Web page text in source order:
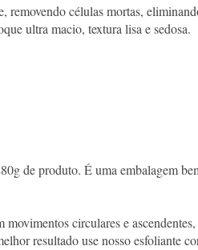
removendo células mortas,
ultra macio, textura lisa e sedosa.
de produto. É uma embalagem
circulares e
resultado use nosso esfoliante